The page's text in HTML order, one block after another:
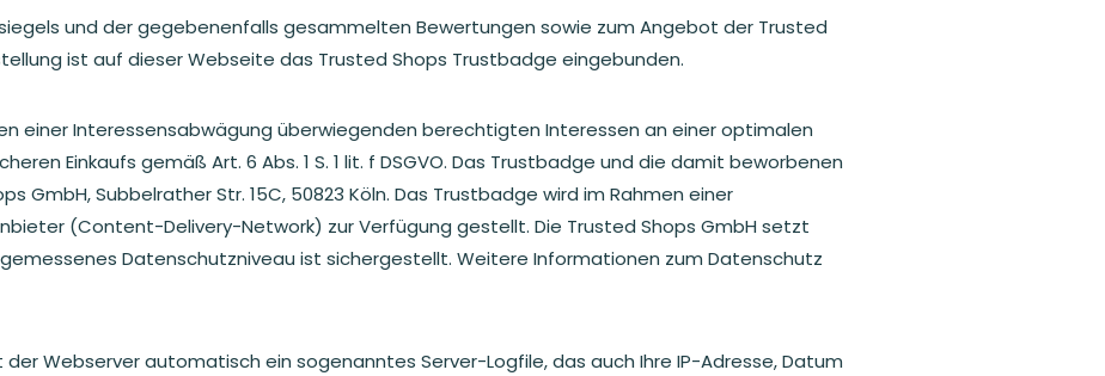
und der gegebenenfalls gesammelten Bewertungen sowie zum Angebot der Trusted
ist auf dieser Webseite das Trusted Shops Trustbadge eingebunden.
einer Interessensabwägung überwiegenden berechtigten Interessen an einer optimalen
Einkaufs gemäß Art. 6 Abs. 1 S. 1 lit. f DSGVO. Das Trustbadge und die damit beworbenen
GmbH, Subbelrather Str. 15C, 50823 Köln. Das Trustbadge wird im Rahmen einer
(Content-Delivery-Network) zur Verfügung gestellt. Die Trusted Shops GmbH setzt
Datenschutzniveau ist sichergestellt. Weitere Informationen zum Datenschutz
Webserver automatisch ein sogenanntes Server-Logfile, das auch Ihre IP-Adresse, Datum